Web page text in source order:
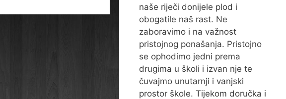
naše riječi donijele plod i
obogatile naš rast. Ne
zaboravimo i na važnost
pristojnog ponašanja. Pristojno
se ophodimo jedni prema
drugima u školi i izvan nje te
čuvajmo unutarnji i vanjski
prostor škole. Tijekom doručka i